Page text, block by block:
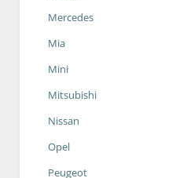
Mercedes
Mia
Mini
Mitsubishi
Nissan
Opel
Peugeot